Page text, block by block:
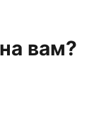
вам?